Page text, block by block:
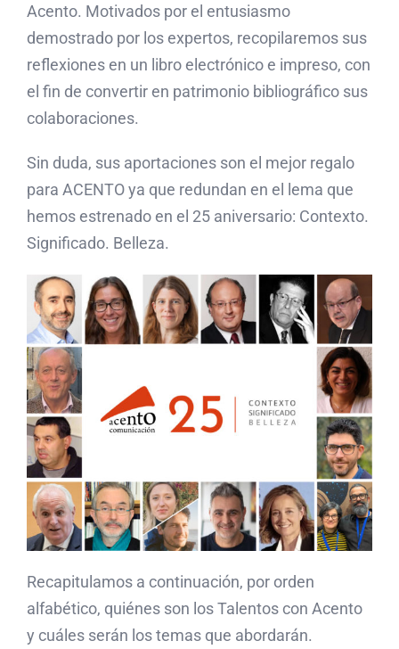
Acento. Motivados por el entusiasmo
demostrado por los expertos, recopilaremos sus
reflexiones en un libro electrónico e impreso, con
el fin de convertir en patrimonio bibliográfico sus
colaboraciones.
Sin duda, sus aportaciones son el mejor regalo
para ACENTO ya que redundan en el lema que
hemos estrenado en el 25 aniversario: Contexto.
Significado. Belleza.
Recapitulamos a continuación, por orden
alfabético, quiénes son los Talentos con Acento
y cuáles serán los temas que abordarán.